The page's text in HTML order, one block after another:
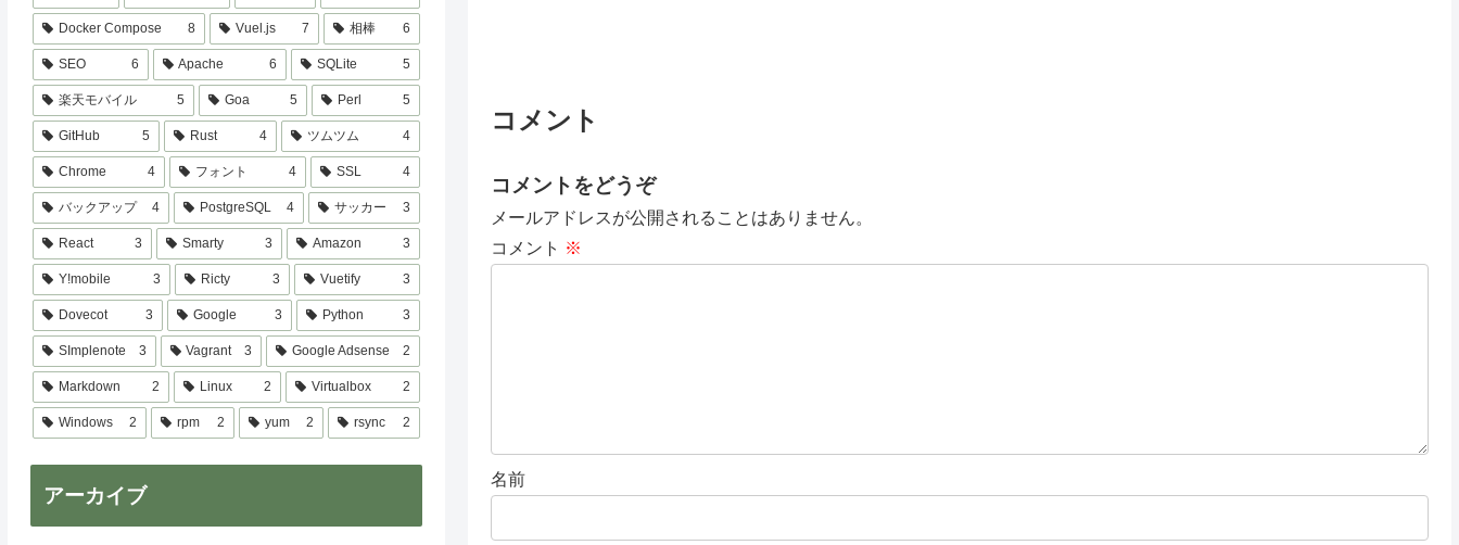
コメント
コメントをどうぞ
メールアドレスが公開されることはありません。
コメント ※
名前
Docker Compose 8 Vuel.js 7 相棒 6
SEO 6 Apache 6 SQLite 5
楽天モバイル 5 Goa 5 Perl 5
GitHub 5 Rust 4 ツムツム 4
Chrome 4 フォント 4 SSL 4
バックアップ 4 PostgreSQL 4 サッカー 3
React 3 Smarty 3 Amazon 3
Y!mobile 3 Ricty 3 Vuetify 3
Dovecot 3 Google 3 Python 3
SImplenote 3 Vagrant 3 Google Adsense 2
Markdown 2 Linux 2 Virtualbox 2
Windows 2 rpm 2 yum 2 rsync 2
アーカイブ